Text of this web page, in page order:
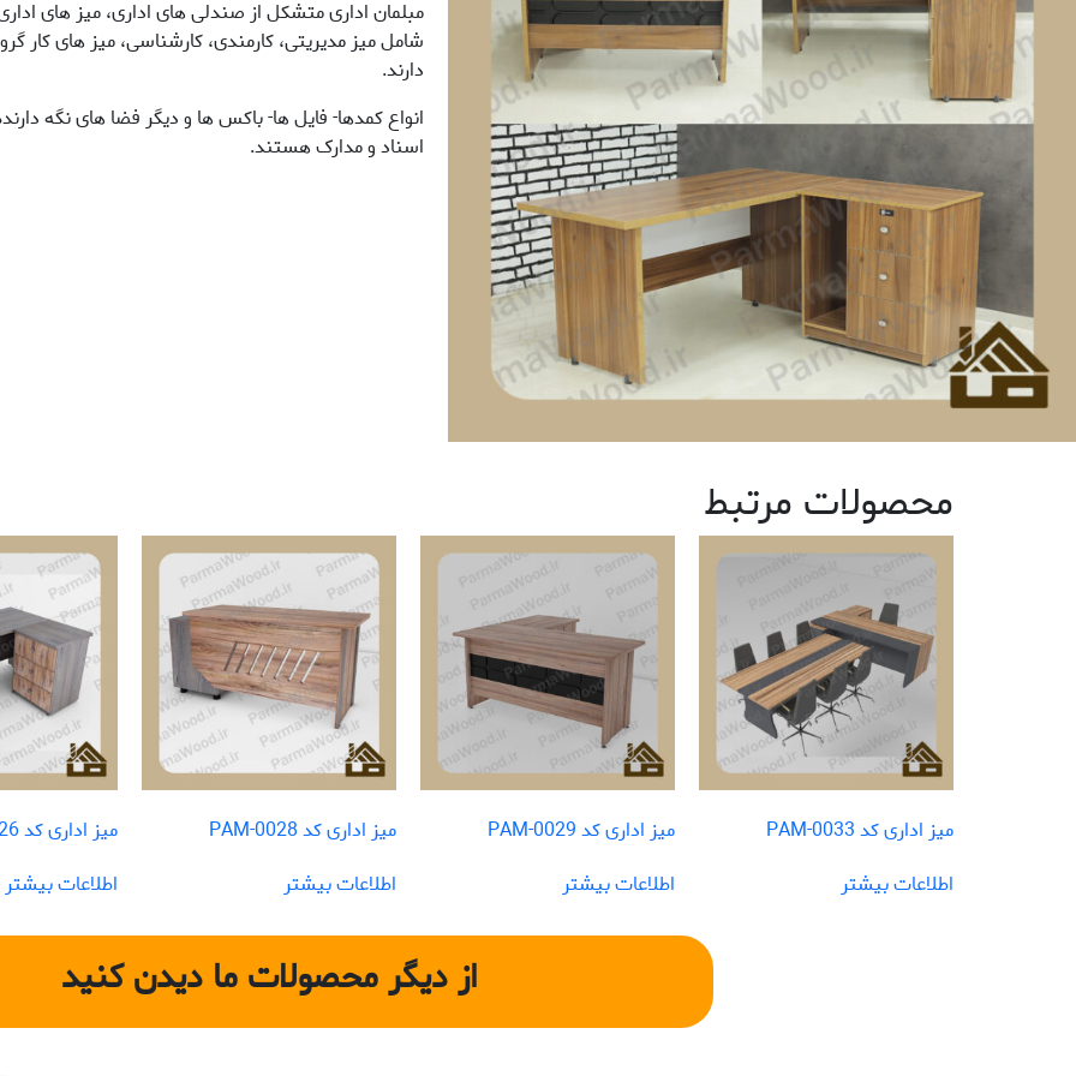
مبلمان اداری متشکل از صندلی های اداری، میز های
شامل میز مدیریتی، کارمندی، کارشناسی، میز های کار
دارند.
انواع کمدها- فایل ها- باکس ها و دیگر فضا های نگه
اسناد و مدارک هستند.
محصولات مرتبط
میز اداری کد PAM-0033
اطلاعات بیشتر
میز اداری کد PAM-0029
اطلاعات بیشتر
میز اداری کد PAM-0028
اطلاعات بیشتر
میز اداری کد PAM-0026
اطلاعات بیشتر
از دیگر محصولات ما دیدن کنید